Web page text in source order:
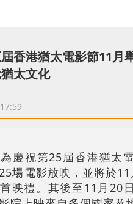
香港猶太電影節11月
太文化
為慶祝第25屆香港猶太
場電影放映，並將於
映禮。其後至11月20